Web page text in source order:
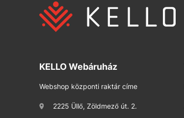
KELLO Webáruház
Webshop központi raktár címe
2225 Üllő, Zöldmező út. 2.